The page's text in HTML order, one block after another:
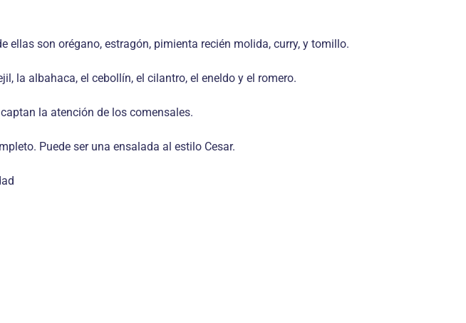
ellas son orégano, estragón, pimienta recién molida, curry, y tomillo.
la albahaca, el cebollín, el cilantro, el eneldo y el romero.
la atención de los comensales.
Puede ser una ensalada al estilo Cesar.